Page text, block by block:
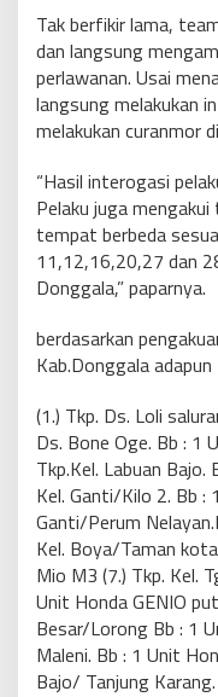
Tak berfikir lama,
dan langsung
perlawanan. Usai
langsung melakukan
melakukan curanmor
“Hasil interogasi
Pelaku juga
tempat berbeda
11,12,16,20,27 dan
Donggala,” paparnya.
berdasarkan
Kab.Donggala
(1.) Tkp. Ds. Loli
Ds. Bone Oge. Bb : 1
Tkp.Kel. Labuan Bajo.
Kel. Ganti/Kilo 2. Bb :
Ganti/Perum
Kel. Boya/Taman
Mio M3 (7.) Tkp. Kel.
Unit Honda GENIO
Besar/Lorong Bb : 1
Maleni. Bb : 1 Unit
Bajo/ Tanjung